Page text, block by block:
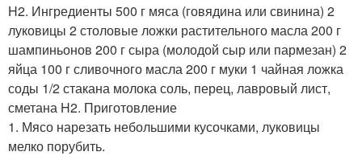
H2. Ингредиенты 500 г мяса (говядина или свинина) 2
луковицы 2 столовые ложки растительного масла 200 г
шампиньонов 200 г сыра (молодой сыр или пармезан) 2
яйца 100 г сливочного масла 200 г муки 1 чайная ложка
соды 1/2 стакана молока соль, перец, лавровый лист,
сметана H2. Приготовление
1. Мясо нарезать небольшими кусочками, луковицы
мелко порубить.